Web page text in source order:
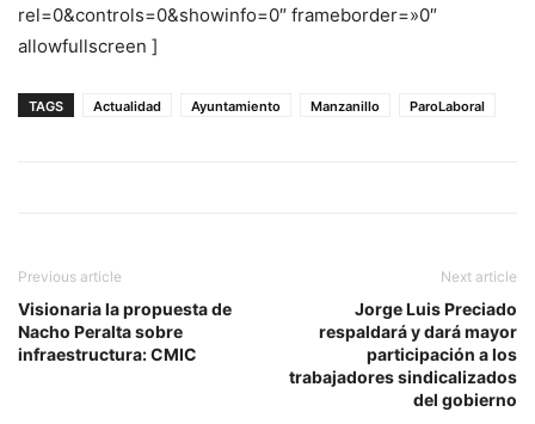
rel=0&controls=0&showinfo=0″ frameborder=»0″
allowfullscreen ]
TAGS Actualidad Ayuntamiento Manzanillo ParoLaboral
Previous article
Visionaria la propuesta de
Nacho Peralta sobre
infraestructura: CMIC
Next article
Jorge Luis Preciado
respaldará y dará mayor
participación a los
trabajadores sindicalizados
del gobierno